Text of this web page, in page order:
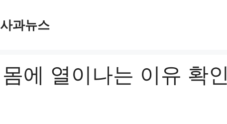
사과뉴스
몸에 열이나는 이유 확인